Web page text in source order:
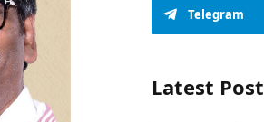
Telegram
Latest Post